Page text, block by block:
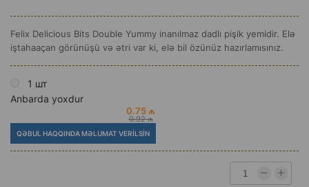
Felix Delicious Bits Double Yummy inanılmaz dadlı pişik yemidir. Elə
iştahaaçan görünüşü və ətri var ki, elə bil özünüz hazırlamısınız.
1 шт
Anbarda yoxdur
0.75 ₼
0.92 ₼
QƏBUL HAQQINDA MƏLUMAT VERILSIN